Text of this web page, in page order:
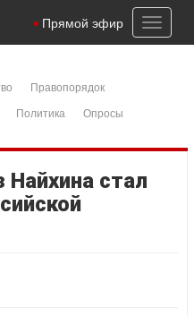
Toggle
Прямой эфир
Правопорядок
Политика
Опросы
Найхина стал